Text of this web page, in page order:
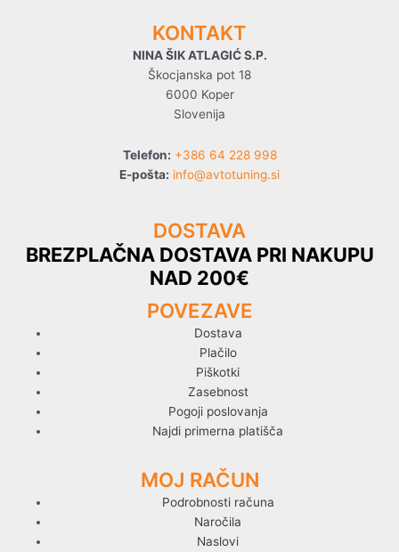
KONTAKT
NINA ŠIK ATLAGIĆ S.P.
Škocjanska pot 18
6000 Koper
Slovenija
Telefon: +386 64 228 998
E-pošta: info@avtotuning.si
DOSTAVA
BREZPLAČNA DOSTAVA PRI NAKUPU
NAD 200€
POVEZAVE
Dostava
Plačilo
Piškotki
Zasebnost
Pogoji poslovanja
Najdi primerna platišča
MOJ RAČUN
Podrobnosti računa
Naročila
Naslovi